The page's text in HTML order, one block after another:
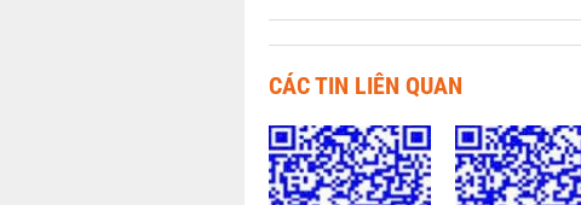
CÁC TIN LIÊN QUAN